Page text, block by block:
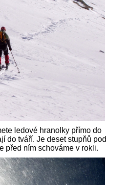
ledové hranolky přímo do
do tváří. Je deset stupňů pod
před ním schováme v rokli.